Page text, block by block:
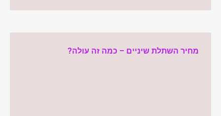
מחיר השתלת שיניים – כמה זה עולה?